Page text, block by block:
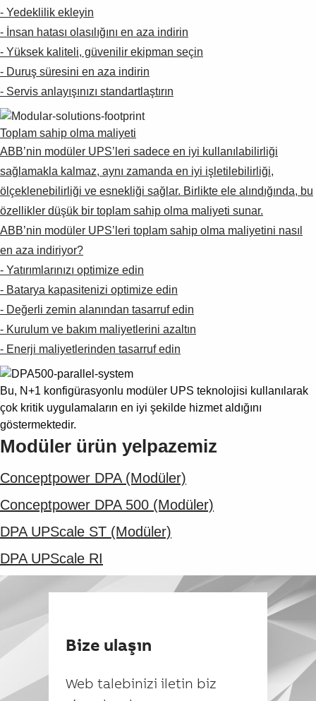
- Yedeklilik ekleyin
- İnsan hatası olasılığını en aza indirin
- Yüksek kaliteli, güvenilir ekipman seçin
- Duruş süresini en aza indirin
- Servis anlayışınızı standartlaştırın
Toplam sahip olma maliyeti
ABB’nin modüler UPS’leri sadece en iyi kullanılabilirliği
sağlamakla kalmaz, aynı zamanda en iyi işletilebilirliği,
ölçeklenebilirliği ve esnekliği sağlar. Birlikte ele alındığında, bu
özellikler düşük bir toplam sahip olma maliyeti sunar.
ABB’nin modüler UPS’leri toplam sahip olma maliyetini nasıl
en aza indiriyor?
- Yatırımlarınızı optimize edin
- Batarya kapasitenizi optimize edin
- Değerli zemin alanından tasarruf edin
- Kurulum ve bakım maliyetlerini azaltın
- Enerji maliyetlerinden tasarruf edin
Bu, N+1 konfigürasyonlu modüler UPS teknolojisi kullanılarak
çok kritik uygulamaların en iyi şekilde hizmet aldığını
göstermektedir.
Modüler ürün yelpazemiz
Conceptpower DPA (Modüler)
Conceptpower DPA 500 (Modüler)
DPA UPScale ST (Modüler)
DPA UPScale RI
Bize ulaşın
Web talebinizi iletin biz